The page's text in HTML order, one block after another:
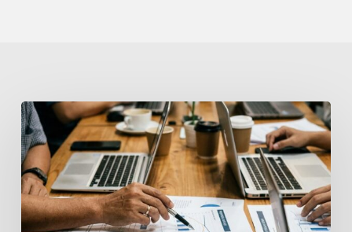
Hedging
Liabilitas
Imbalan
Kerja
dari
Risiko
Inflasi: